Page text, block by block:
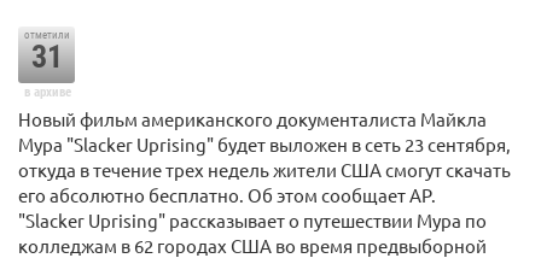
отметили
31
в архиве
Новый фильм американского документалиста Майкла
Мура "Slacker Uprising" будет выложен в сеть 23 сентября,
откуда в течение трех недель жители США смогут скачать
его абсолютно бесплатно. Об этом сообщает AP.
"Slacker Uprising" рассказывает о путешествии Мура по
колледжам в 62 городах США во время предвыборной